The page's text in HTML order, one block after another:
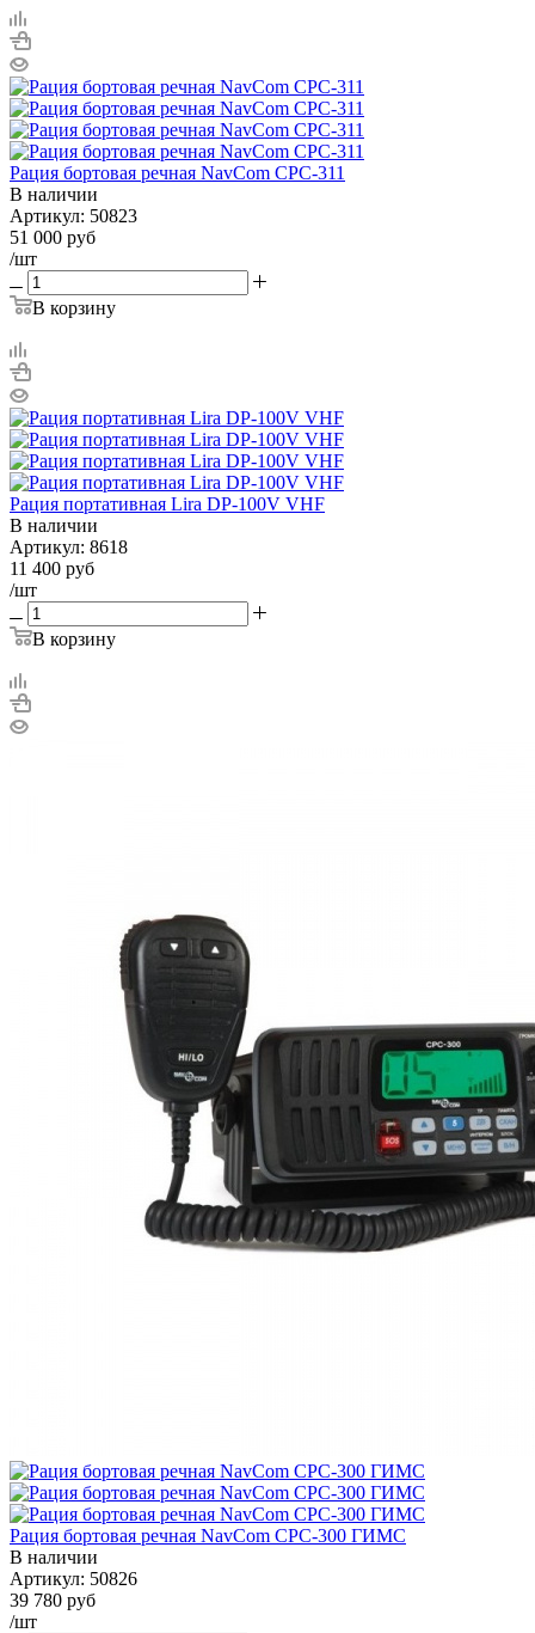
Рация бортовая речная NavCom CPC-311
В наличии
Артикул: 50823
51 000 руб
/шт
В корзину
Рация портативная Lira DP-100V VHF
В наличии
Артикул: 8618
11 400 руб
/шт
В корзину
Рация бортовая речная NavCom CPC-300 ГИМС
В наличии
Артикул: 50826
39 780 руб
/шт